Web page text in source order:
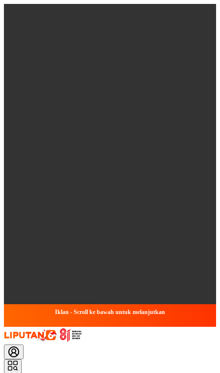
Iklan - Scroll ke bawah untuk melanjutkan